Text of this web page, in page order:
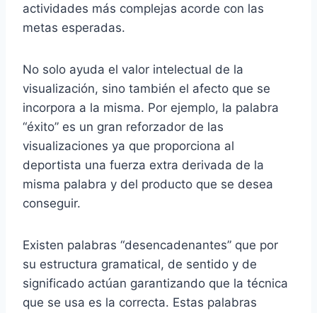
actividades más complejas acorde con las
metas esperadas.
No solo ayuda el valor intelectual de la
visualización, sino también el afecto que se
incorpora a la misma. Por ejemplo, la palabra
“éxito” es un gran reforzador de las
visualizaciones ya que proporciona al
deportista una fuerza extra derivada de la
misma palabra y del producto que se desea
conseguir.
Existen palabras “desencadenantes” que por
su estructura gramatical, de sentido y de
significado actúan garantizando que la técnica
que se usa es la correcta. Estas palabras